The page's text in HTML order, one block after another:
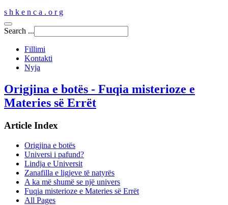
s h k e n c a . o r g
Search ...
Fillimi
Kontakti
Nyja
Origjina e botës - Fuqia misterioze e
Materies së Errët
Article Index
Origjina e botës
Universi i pafund?
Lindja e Universit
Zanafilla e ligjeve të natyrës
A ka më shumë se një univers
Fuqia misterioze e Materies së Errët
All Pages